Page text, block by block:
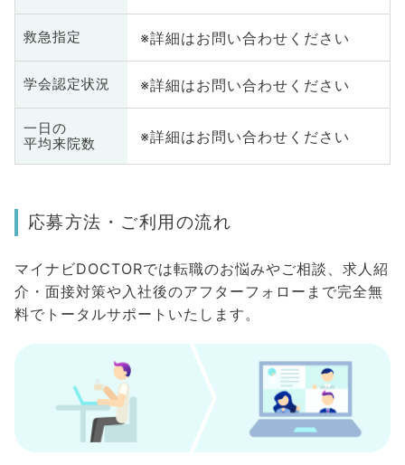
救急指定 ※詳細はお問い合わせください
学会認定状況 ※詳細はお問い合わせください
一日の
平均来院数
※詳細はお問い合わせください
応募方法・ご利用の流れ
マイナビDOCTORでは転職のお悩みやご相談、求人紹
介・面接対策や入社後のアフターフォローまで完全無
料でトータルサポートいたします。